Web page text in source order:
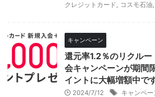
クレジットカード
コスモ石油
キャンペーン
還元率1.2％のリクルー
会キャンペーンが期間
イントに大幅増額中で
2024/7/12 キャンペー